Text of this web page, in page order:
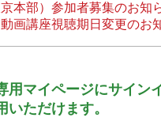
本部）参加者募集のお知
画講座視聴期日変更のお
用マイページにサイン
ただけます。